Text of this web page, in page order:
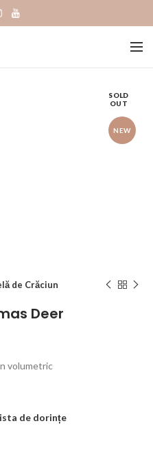
SOLD
OUT
NEW
de Crăciun
Deer
volumetric
de dorințe